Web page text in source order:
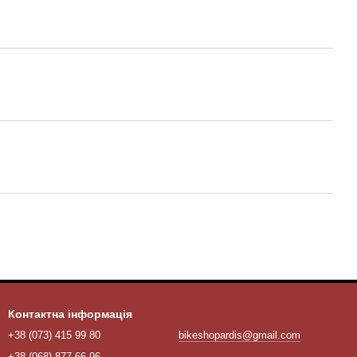
Контактна інформація
+38 (073) 415 99 80
bikeshopardis@gmail.com